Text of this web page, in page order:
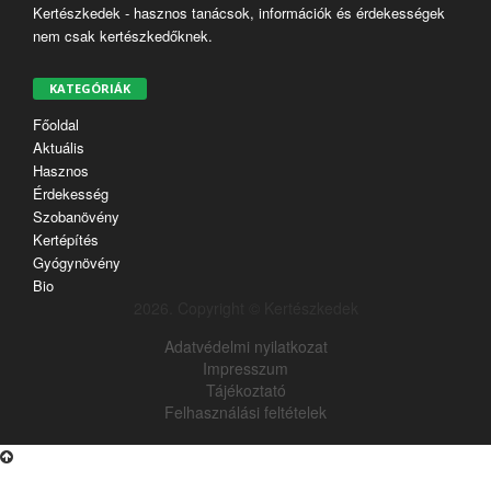
Kertészkedek - hasznos tanácsok, információk és érdekességek
nem csak kertészkedőknek.
KATEGÓRIÁK
Főoldal
Aktuális
Hasznos
Érdekesség
Szobanövény
Kertépítés
Gyógynövény
Bio
Adatvédelmi nyilatkozat
Impresszum
Tájékoztató
Felhasználási feltételek